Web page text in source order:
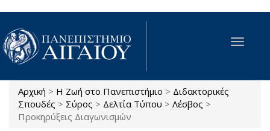
Παράκαμψη προς το κυρίως περιεχόμενο
Toggle
Είστε εδώ
Αρχική > Η Ζωή στο Πανεπιστήμιο > Διδακτορικές
Σπουδές > Σύρος > Δελτία Τύπου > Λέσβος >
Προκηρύξεις Διαγωνισμών